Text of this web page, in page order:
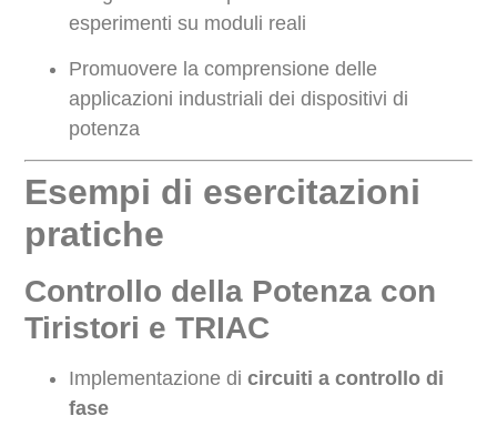
esperimenti su moduli reali
Promuovere la comprensione delle
applicazioni industriali dei dispositivi di
potenza
Esempi di esercitazioni
pratiche
Controllo della Potenza con
Tiristori e TRIAC
Implementazione dicircuiti a controllo di
fase